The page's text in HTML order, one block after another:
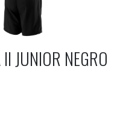
JUNIOR NEGRO